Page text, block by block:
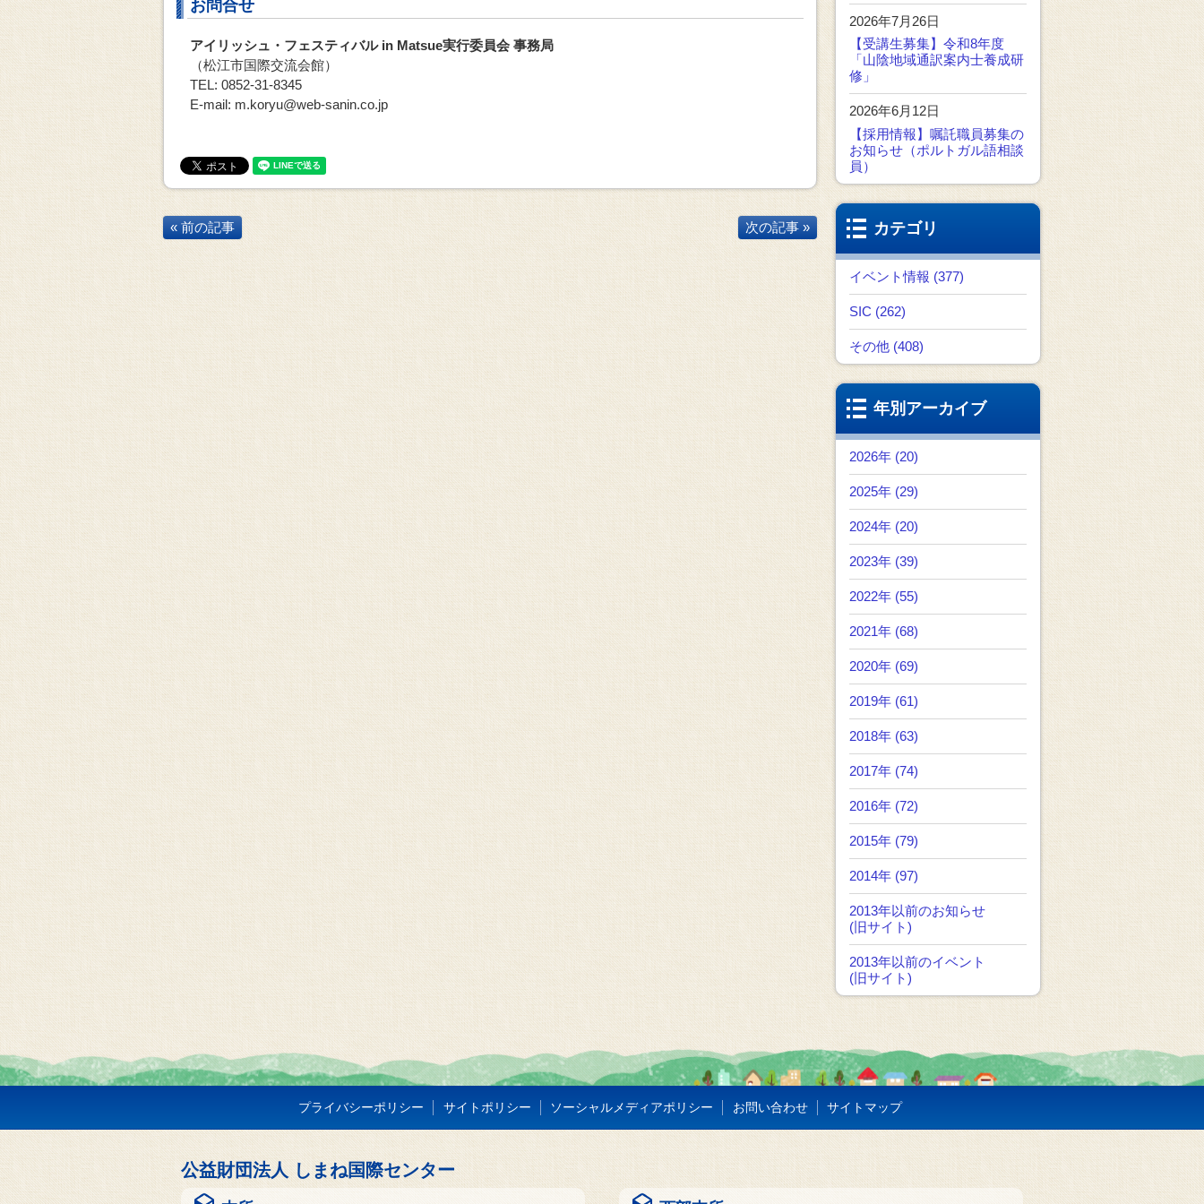
お問合せ
アイリッシュ・フェスティバル in Matsue実行委員会 事務局
（松江市国際交流会館）
TEL: 0852-31-8345
E-mail: m.koryu@web-sanin.co.jp
« 前の記事 次の記事 »
2026年7月26日
【受講生募集】令和8年度
「山陰地域通訳案内士養成研
修」
2026年6月12日
【採用情報】嘱託職員募集の
お知らせ（ポルトガル語相談
員）
カテゴリ
イベント情報 (377)
SIC (262)
その他 (408)
年別アーカイブ
2026年 (20)
2025年 (29)
2024年 (20)
2023年 (39)
2022年 (55)
2021年 (68)
2020年 (69)
2019年 (61)
2018年 (63)
2017年 (74)
2016年 (72)
2015年 (79)
2014年 (97)
2013年以前のお知らせ
(旧サイト)
2013年以前のイベント
(旧サイト)
プライバシーポリシー サイトポリシー ソーシャルメディアポリシー お問い合わせ サイトマップ
公益財団法人 しまね国際センター